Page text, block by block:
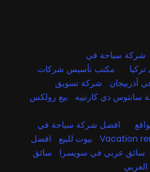
شركة سياحة في
مكتب تأسيس شركات
أذربيجان
شركة تسويق
سانتوس دي كارتييه
بيع رولكس
افضل شركة سياحة في
Vacation بيوت للبيع
افضل
سائق عربي في سويسرا
سائق
العربي